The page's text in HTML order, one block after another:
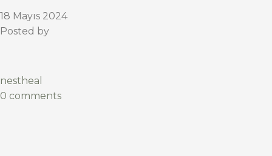
18 Mayıs 2024
Posted by
nestheal
0 comments